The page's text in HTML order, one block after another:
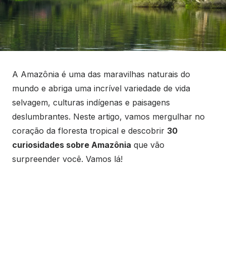
A Amazônia é uma das maravilhas naturais do
mundo e abriga uma incrível variedade de vida
selvagem, culturas indígenas e paisagens
deslumbrantes. Neste artigo, vamos mergulhar no
coração da floresta tropical e descobrir 30
curiosidades sobre Amazônia que vão
surpreender você. Vamos lá!